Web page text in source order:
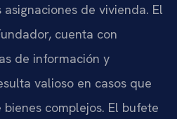
de vivienda. El
cuenta con
de información y
valioso en casos que
complejos. El bufete